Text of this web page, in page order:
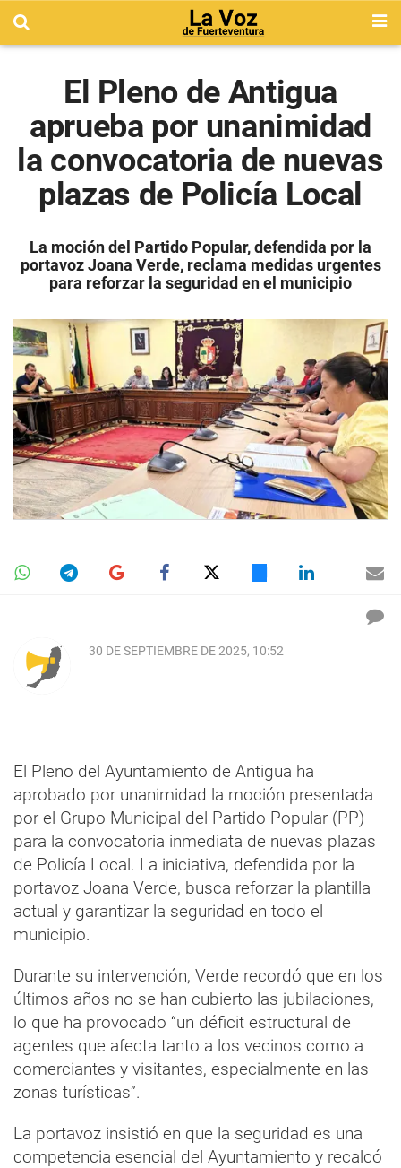
El Pleno de Antigua
aprueba por unanimidad
la convocatoria de nuevas
plazas de Policía Local
La moción del Partido Popular, defendida por la
portavoz Joana Verde, reclama medidas urgentes
para reforzar la seguridad en el municipio
30 DE SEPTIEMBRE DE 2025, 10:52
El Pleno del Ayuntamiento de Antigua ha
aprobado por unanimidad la moción presentada
por el Grupo Municipal del Partido Popular (PP)
para la convocatoria inmediata de nuevas plazas
de Policía Local. La iniciativa, defendida por la
portavoz Joana Verde, busca reforzar la plantilla
actual y garantizar la seguridad en todo el
municipio.
Durante su intervención, Verde recordó que en los
últimos años no se han cubierto las jubilaciones,
lo que ha provocado “un déficit estructural de
agentes que afecta tanto a los vecinos como a
comerciantes y visitantes, especialmente en las
zonas turísticas”.
La portavoz insistió en que la seguridad es una
competencia esencial del Ayuntamiento y recalcó